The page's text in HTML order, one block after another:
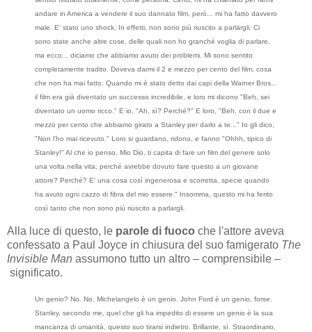
andare in America a vendere il suo dannato film, però... mi ha fatto davvero
male. E' stato uno shock. In effetti, non sono più riuscito a parlargli. Ci
sono state anche altre cose, delle quali non ho granché voglia di parlare,
ma ecco... diciamo che abbiamo avuto dei problemi. Mi sono sentito
completamente tradito. Doveva darmi il 2 e mezzo per cento del film, cosa
che non ha mai fatto. Quando mi è stato detto dai capi della Warner Bros.,
il film era già diventato un successo incredibile, e loro mi dicono "Beh, sei
diventato un uomo ricco." E io, "Ah, sì? Perché?" E loro, "Beh, con il due e
mezzo per cento che abbiamo girato a Stanley per darlo a te..." Io gli dico,
"Non l'ho mai ricevuto." Loro si guardano, ridono, e fanno "Ohhh, tipico di
Stanley!" Al che io penso, Mio Dio, ti capita di fare un film del genere solo
una volta nella vita, perché avrebbe dovuto fare questo a un giovane
attore? Perché? E' una cosa così ingenerosa e scorretta, specie quando
ha avuto ogni cazzo di fibra del mio essere." Insomma, questo mi ha ferito
così tanto che non sono più riuscito a parlargli.
Alla luce di questo, le parole di fuoco che l'attore aveva
confessato a Paul Joyce in chiusura del suo famigerato The
Invisible Man assumono tutto un altro – comprensibile –
significato.
Un genio? No. No. Michelangelo è un genio. John Ford è un genio, forse.
Stanley, secondo me, quel che gli ha impedito di essere un genio è la sua
mancanza di umanità, questo suo tirarsi indietro. Brillante, sì. Straordinario,